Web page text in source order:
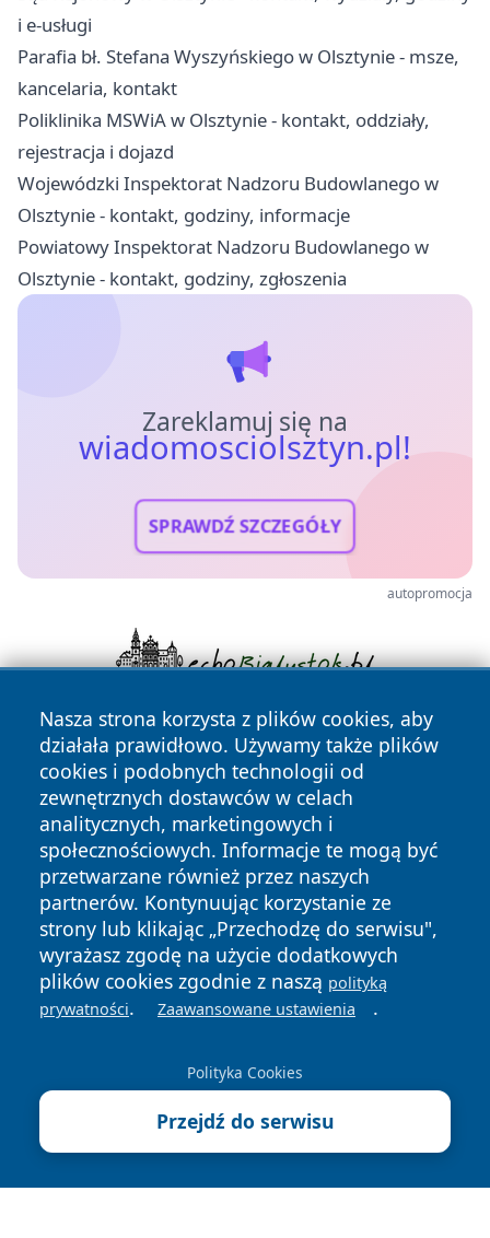
i e-usługi
Parafia bł. Stefana Wyszyńskiego w Olsztynie - msze,
kancelaria, kontakt
Poliklinika MSWiA w Olsztynie - kontakt, oddziały,
rejestracja i dojazd
Wojewódzki Inspektorat Nadzoru Budowlanego w
Olsztynie - kontakt, godziny, informacje
Powiatowy Inspektorat Nadzoru Budowlanego w
Olsztynie - kontakt, godziny, zgłoszenia
Zareklamuj się na
wiadomosciolsztyn.pl!
SPRAWDŹ SZCZEGÓŁY
autopromocja
Nasza strona korzysta z plików cookies, aby
działała prawidłowo. Używamy także plików
cookies i podobnych technologii od
zewnętrznych dostawców w celach
analitycznych, marketingowych i
społecznościowych. Informacje te mogą być
przetwarzane również przez naszych
partnerów. Kontynuując korzystanie ze
strony lub klikając „Przechodzę do serwisu",
wyrażasz zgodę na użycie dodatkowych
plików cookies zgodnie z naszą polityką
prywatności. Zaawansowane ustawienia .
Polityka Cookies
Przejdź do serwisu
Copyright © 2026 wiadomosciolsztyn.pl Wszystkie prawa
zastrzeżone.
News Autorzy
Polityka
Prywatności
Polityka
Cookies